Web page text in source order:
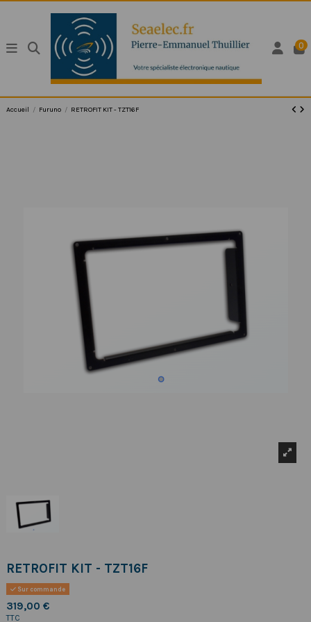
0
Accueil Furuno RETROFIT KIT - TZT16F
RETROFIT KIT - TZT16F
Sur commande
319,00 €
TTC